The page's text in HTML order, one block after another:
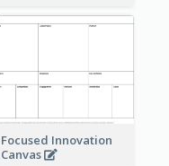
Focused Innovation
Canvas